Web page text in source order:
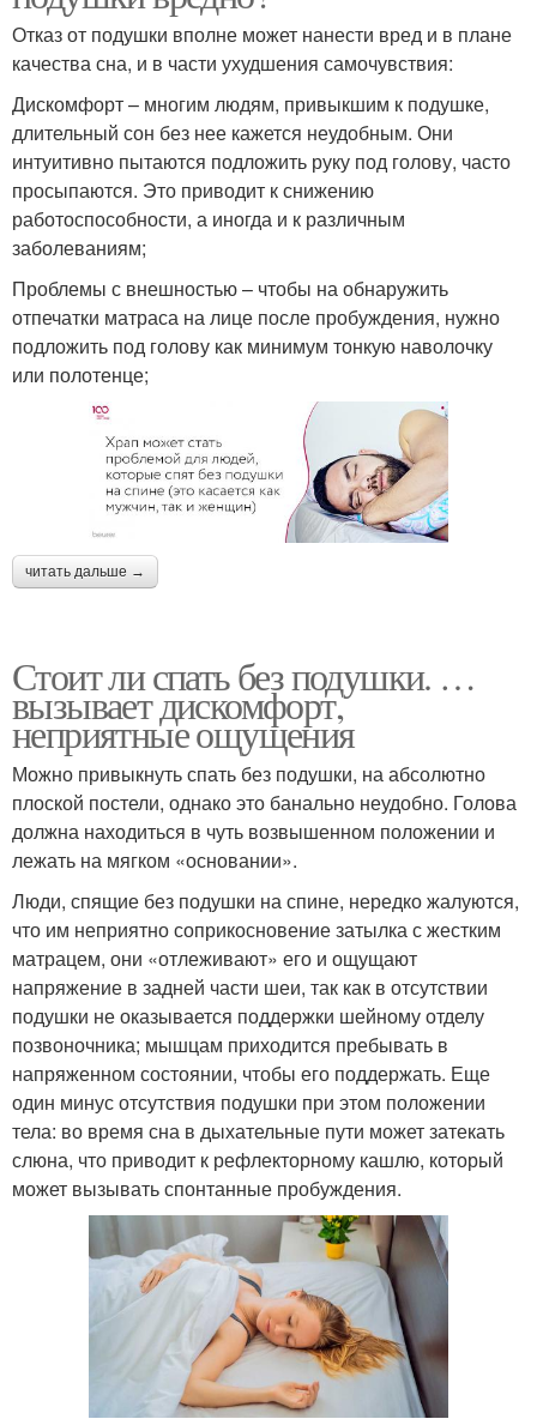
Отказ от подушки вполне может нанести вред и в плане
качества сна, и в части ухудшения самочувствия:
Дискомфорт – многим людям, привыкшим к подушке,
длительный сон без нее кажется неудобным. Они
интуитивно пытаются подложить руку под голову, часто
просыпаются. Это приводит к снижению
работоспособности, а иногда и к различным
заболеваниям;
Проблемы с внешностью – чтобы на обнаружить
отпечатки матраса на лице после пробуждения, нужно
подложить под голову как минимум тонкую наволочку
или полотенце;
читать дальше →
Стоит ли спать без подушки. …
вызывает дискомфорт,
неприятные ощущения
Можно привыкнуть спать без подушки, на абсолютно
плоской постели, однако это банально неудобно. Голова
должна находиться в чуть возвышенном положении и
лежать на мягком «основании».
Люди, спящие без подушки на спине, нередко жалуются,
что им неприятно соприкосновение затылка с жестким
матрацем, они «отлеживают» его и ощущают
напряжение в задней части шеи, так как в отсутствии
подушки не оказывается поддержки шейному отделу
позвоночника; мышцам приходится пребывать в
напряженном состоянии, чтобы его поддержать. Еще
один минус отсутствия подушки при этом положении
тела: во время сна в дыхательные пути может затекать
слюна, что приводит к рефлекторному кашлю, который
может вызывать спонтанные пробуждения.